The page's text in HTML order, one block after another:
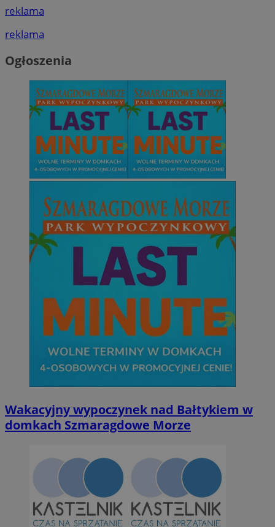
reklama
reklama
Ogłoszenia
Wakacyjny wypoczynek nad Bałtykiem w
domkach Szmaragdowe Morze